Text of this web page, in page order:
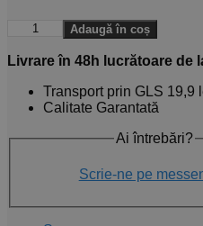
Adaugă în coș
Livrare în 48h lucrătoare de
Transport prin GLS 19,9
Calitate Garantată
Ai întrebări?
Scrie-ne pe